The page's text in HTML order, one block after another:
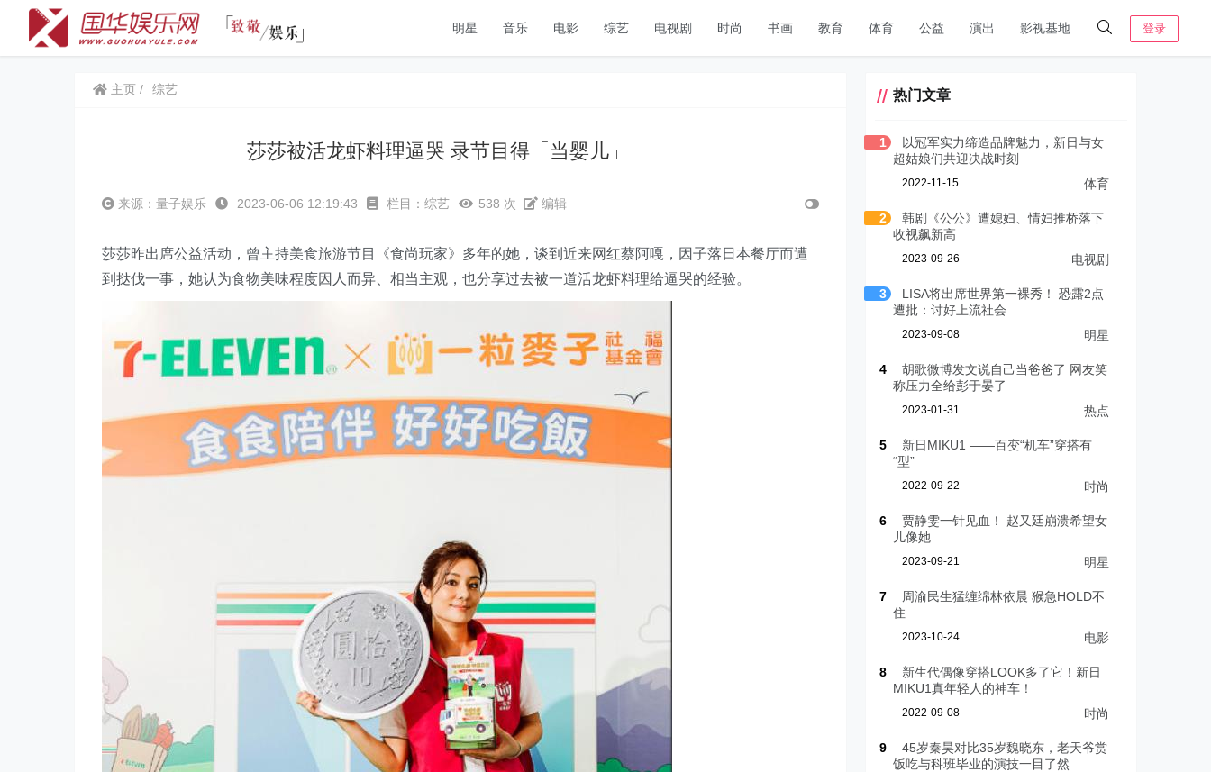
明星 音乐 电影 综艺 电视剧 时尚 书画 教育 体育 公益 演出 影视基地 登录
主页 综艺
莎莎被活龙虾料理逼哭 录节目得「当婴儿」
来源：量子娱乐 2023-06-06 12:19:43 栏目： 综艺 538 次 编辑
莎莎昨出席公益活动，曾主持美食旅游节目《食尚玩家》多年的她，谈到近来网红蔡阿嘎，因子落日本餐厅而遭
到挞伐一事，她认为食物美味程度因人而异、相当主观，也分享过去被一道活龙虾料理给逼哭的经验。
热门文章
1
以冠军实力缔造品牌魅力，新日与女
超姑娘们共迎决战时刻
2022-11-15 体育
2
韩剧《公公》遭媳妇、情妇推桥落下
收视飙新高
2023-09-26 电视剧
3
LISA将出席世界第一裸秀！ 恐露2点
遭批：讨好上流社会
2023-09-08 明星
4
胡歌微博发文说自己当爸爸了 网友笑
称压力全给彭于晏了
2023-01-31 热点
5
新日MIKU1 ——百变“机车”穿搭有
“型”
2022-09-22 时尚
6
贾静雯一针见血！ 赵又廷崩溃希望女
儿像她
2023-09-21 明星
7
周渝民生猛缠绵林依晨 猴急HOLD不
住
2023-10-24 电影
8
新生代偶像穿搭LOOK多了它！新日
MIKU1真年轻人的神车！
2022-09-08 时尚
9
45岁秦昊对比35岁魏晓东，老天爷赏
饭吃与科班毕业的演技一目了然